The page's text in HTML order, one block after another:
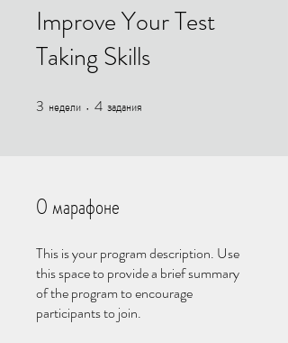
Improve Your Test
Taking Skills
3 недели 3 недели
4 задания
О марафоне
This is your program description. Use
this space to provide a brief summary
of the program to encourage
participants to join.